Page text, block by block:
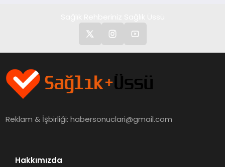
Reklam & İşbirliği:habersonuclari@gmail.com
Hakkımızda